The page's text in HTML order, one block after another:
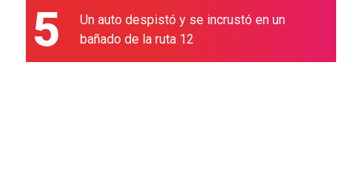
5
Un auto despistó y se incrustó en un
bañado de la ruta 12